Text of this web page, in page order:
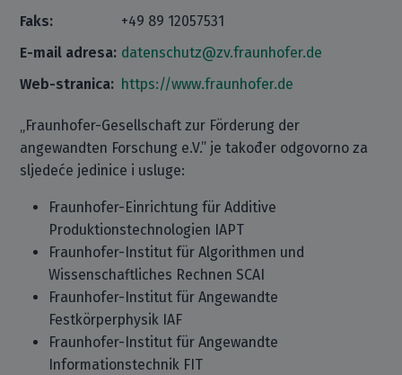
Faks:
+49 89 12057531
E-mail adresa: datenschutz@zv.fraunhofer.de
Web-stranica: https://www.fraunhofer.de
„Fraunhofer-Gesellschaft zur Förderung der
angewandten Forschung e.V.” je također odgovorno za
sljedeće jedinice i usluge:
Fraunhofer-Einrichtung für Additive
Produktionstechnologien IAPT
Fraunhofer-Institut für Algorithmen und
Wissenschaftliches Rechnen SCAI
Fraunhofer-Institut für Angewandte
Festkörperphysik IAF
Fraunhofer-Institut für Angewandte
Informationstechnik FIT